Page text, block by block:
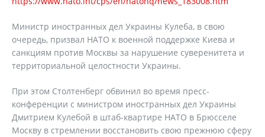
Министр иностранных дел Украины Кулеба, в свою
очередь, призвал НАТО к военной поддержке Киева и
санкциям против Москвы за нарушение суверенитета и
территориальной целостности Украины.
При этом Столтенберг обвинил во время пресс-
конференции с министром иностранных дел Украины
Дмитрием Кулебой в штаб-квартире НАТО в Брюсселе
Москву в стремлении восстановить свою прежнюю сферу